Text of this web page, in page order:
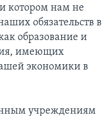
котором нам не
обязательств в
образование и
имеющих
экономики в
учреждениям